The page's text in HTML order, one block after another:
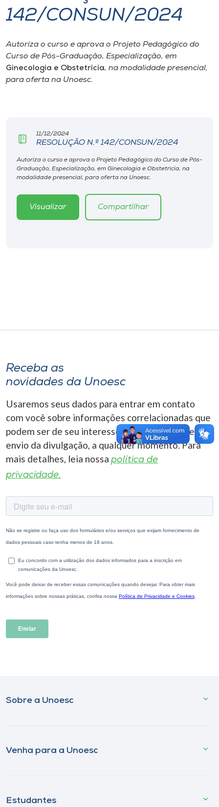
I.nova
Diplomados
Cultura
Biblioteca
Editora
Rádio
A+
142/CONSUN/2024
Autoriza o curso e aprova o Projeto Pedagógico do
Curso de Pós-Graduação, Especialização, em
Ginecologia e Obstetrícia, na modalidade presencial,
para oferta na Unoesc.
11/12/2024
RESOLUÇÃO N.º 142/CONSUN/2024
Autoriza o curso e aprova o Projeto Pedagógico do Curso de Pós-
Graduação, Especialização, em Ginecologia e Obstetrícia, na
modalidade presencial, para oferta na Unoesc.
Visualizar Compartilhar
Receba as
novidades da Unoesc
Usaremos seus dados para entrar em contato
com você sobre informações correlacionadas que
podem ser de seu interesse. Você pode cancelar o
envio da divulgação, a qualquer momento. Para
mais detalhes, leia nossa política de
privacidade.
Sobre a Unoesc
Venha para a Unoesc
Estudantes